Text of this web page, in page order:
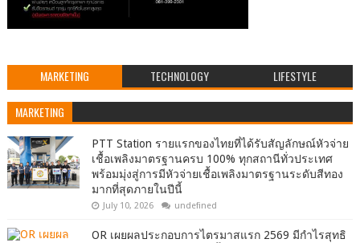
MARKETING TECHNOLOGY LIFESTYLE
MARKETING
PTT Station รายแรกของไทยที่ได้รับสัญลักษณ์หัวจ่าย
เชื้อเพลิงมาตรฐานครบ 100% ทุกสถานีทั่วประเทศ
พร้อมมุ่งสู่การมีหัวจ่ายเชื้อเพลิงมาตรฐานระดับสีทอง
มากที่สุดภายในปีนี้
July 10, 2026 undefined
OR เผยผลประกอบการไตรมาสแรก 2569 มีกำไรสุทธิ